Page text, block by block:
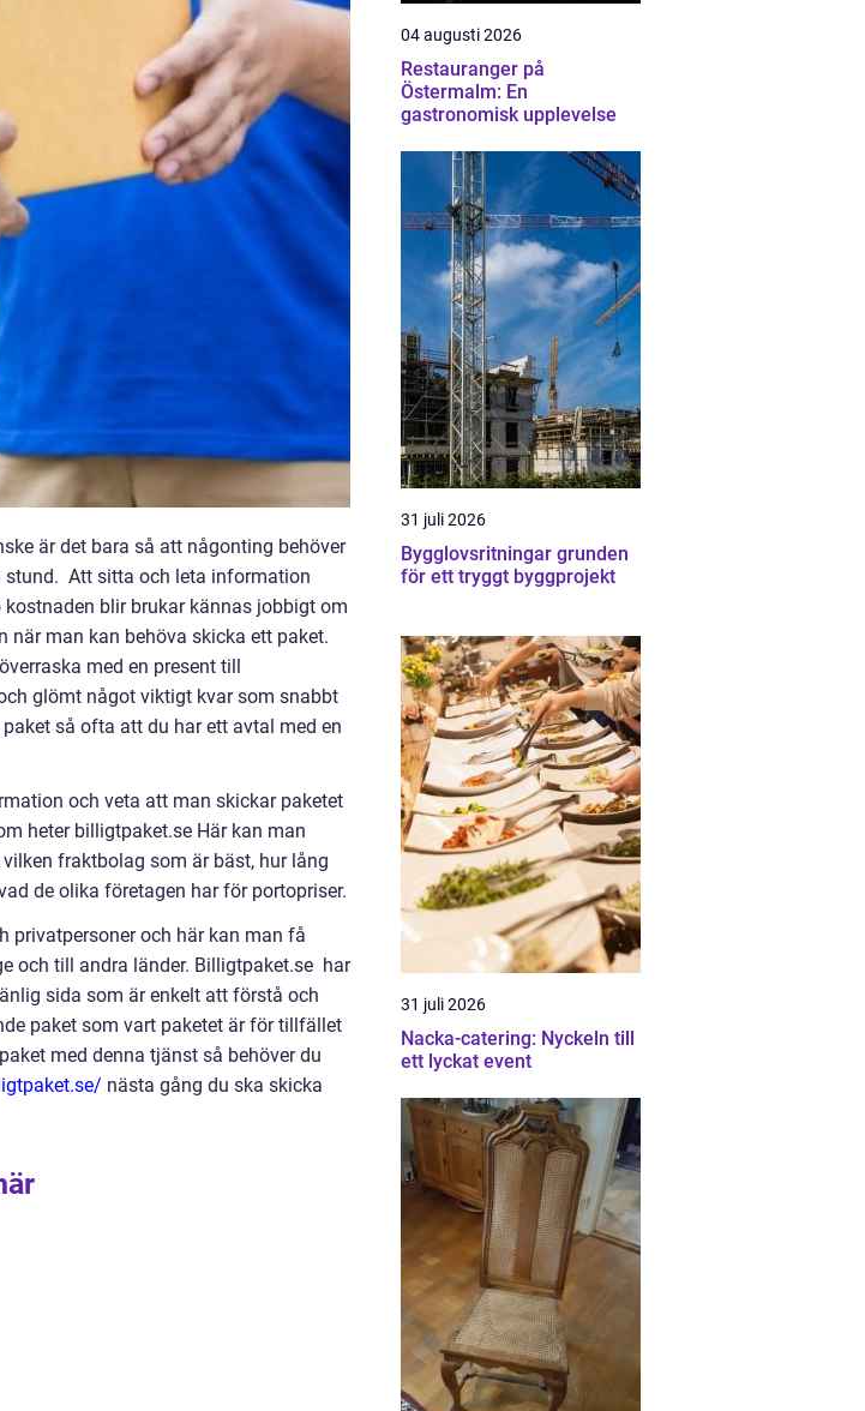
är det bara så att någonting behöver
stund. Att sitta och leta information
blir brukar kännas jobbigt om
man kan behöva skicka ett paket.
med en present till
glömt något viktigt kvar som snabbt
så ofta att du har ett avtal med en
och veta att man skickar paketet
heter billigtpaket.se Här kan man
fraktbolag som är bäst, hur lång
de olika företagen har för portopriser.
privatpersoner och här kan man få
och till andra länder. Billigtpaket.se har
sida som är enkelt att förstå och
paket som vart paketet är för tillfället
med denna tjänst så behöver du
nästa gång du ska skicka
04 augusti 2026
Restauranger på
Östermalm: En
gastronomisk upplevelse
31 juli 2026
Bygglovsritningar grunden
för ett tryggt byggprojekt
31 juli 2026
Nacka-catering: Nyckeln till
ett lyckat event